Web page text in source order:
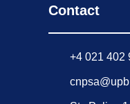
Contact
+4 021 402